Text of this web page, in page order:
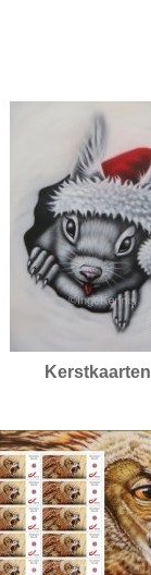
Kerstkaarten